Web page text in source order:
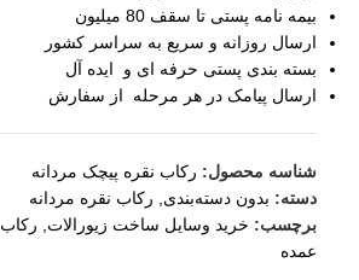
بیمه نامه پستی تا سقف 80 میلیون
ارسال روزانه و سریع به سراسر کشور
بسته بندی پستی حرفه ای و ایده آل
ارسال پیامک در هر مرحله از سفارش
شناسه محصول: رکاب نقره پیچک مردانه
دسته: بدون دسته‌بندی
رکاب نقره مردانه
برچسب: خرید وسایل ساخت زیورالات رکاب
عمده